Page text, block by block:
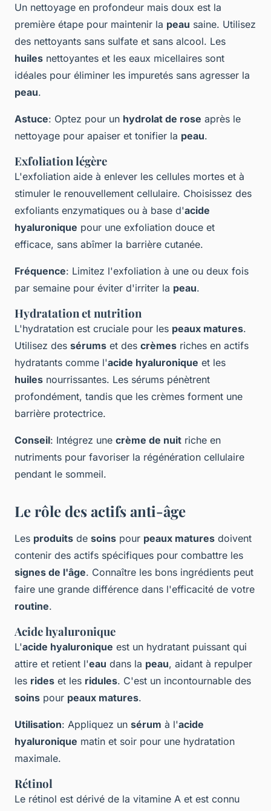
Un nettoyage en profondeur mais doux est la
première étape pour maintenir la peau saine. Utilisez
des nettoyants sans sulfate et sans alcool. Les
huiles nettoyantes et les eaux micellaires sont
idéales pour éliminer les impuretés sans agresser la
peau.
Astuce: Optez pour un hydrolat de rose après le
nettoyage pour apaiser et tonifier la peau.
Exfoliation légère
L'exfoliation aide à enlever les cellules mortes et à
stimuler le renouvellement cellulaire. Choisissez des
exfoliants enzymatiques ou à base d'acide
hyaluronique pour une exfoliation douce et
efficace, sans abîmer la barrière cutanée.
Fréquence: Limitez l'exfoliation à une ou deux fois
par semaine pour éviter d'irriter la peau.
Hydratation et nutrition
L'hydratation est cruciale pour les peaux matures.
Utilisez des sérums et des crèmes riches en actifs
hydratants comme l'acide hyaluronique et les
huiles nourrissantes. Les sérums pénètrent
profondément, tandis que les crèmes forment une
barrière protectrice.
Conseil: Intégrez une crème de nuit riche en
nutriments pour favoriser la régénération cellulaire
pendant le sommeil.
Le rôle des actifs anti-âge
Les produits de soins pour peaux matures doivent
contenir des actifs spécifiques pour combattre les
signes de l'âge. Connaître les bons ingrédients peut
faire une grande différence dans l'efficacité de votre
routine.
Acide hyaluronique
L'acide hyaluronique est un hydratant puissant qui
attire et retient l'eau dans la peau, aidant à repulper
les rides et les ridules. C'est un incontournable des
soins pour peaux matures.
Utilisation: Appliquez un sérum à l'acide
hyaluronique matin et soir pour une hydratation
maximale.
Rétinol
Le rétinol est dérivé de la vitamine A et est connu